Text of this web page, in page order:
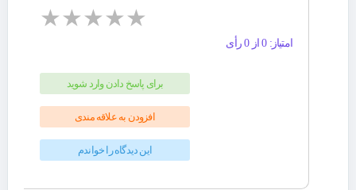
★★★★★
امتیاز: 0 از 0 رأی
برای پاسخ دادن وارد شوید
افزودن به علاقه مندی
این دیدگاه را خواندم